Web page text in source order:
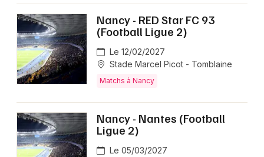
Nancy - RED Star FC 93
(Football Ligue 2)
Le 12/02/2027
Stade Marcel Picot - Tomblaine
Matchs à Nancy
Nancy - Nantes (Football
Ligue 2)
Le 05/03/2027